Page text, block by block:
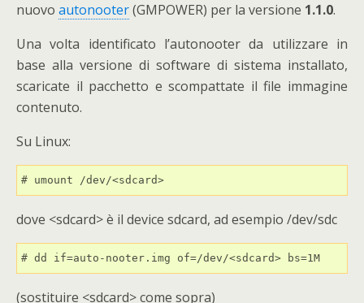
nuovo autonooter(GMPOWER) per la versione 1.1.0.
Una volta identificato l’autonooter da utilizzare in
base alla versione di software di sistema installato,
scaricate il pacchetto e scompattate il file immagine
contenuto.
Su Linux:
# umount /dev/<sdcard>
dove <sdcard> è il device sdcard, ad esempio /dev/sdc
# dd if=auto-nooter.img of=/dev/<sdcard> bs=1M
(sostituire <sdcard> come sopra)